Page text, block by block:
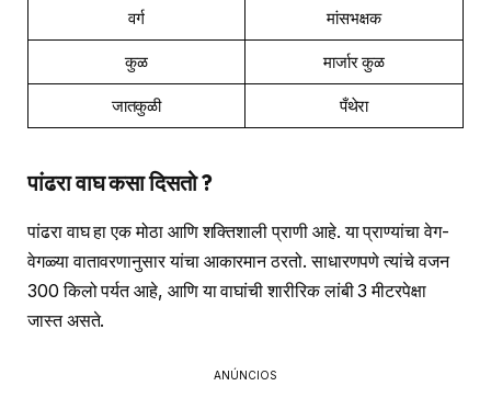
वर्ग मांसभक्षक
कुळ मार्जार कुळ
जातकुळी पँथेरा
पांढरा वाघ कसा दिसतो ?
पांढरा वाघ हा एक मोठा आणि शक्तिशाली प्राणी आहे. या प्राण्यांचा वेग-
वेगळ्या वातावरणानुसार यांचा आकारमान ठरतो. साधारणपणे त्यांचे वजन
300 किलो पर्यत आहे, आणि या वाघांची शारीरिक लांबी 3 मीटरपेक्षा
जास्त असते.
ANÚNCIOS